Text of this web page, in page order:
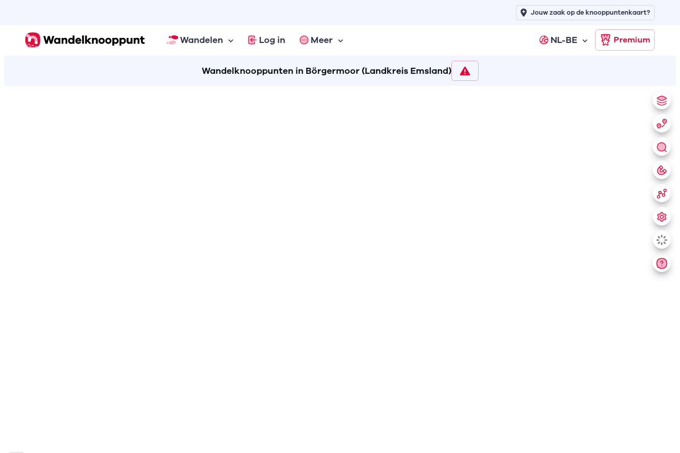
Wandelen Log in Meer NL-BE Premium
Jouw zaak op de knooppuntenkaart?
Wandelknooppunten in Börgermoor (Landkreis Emsland)